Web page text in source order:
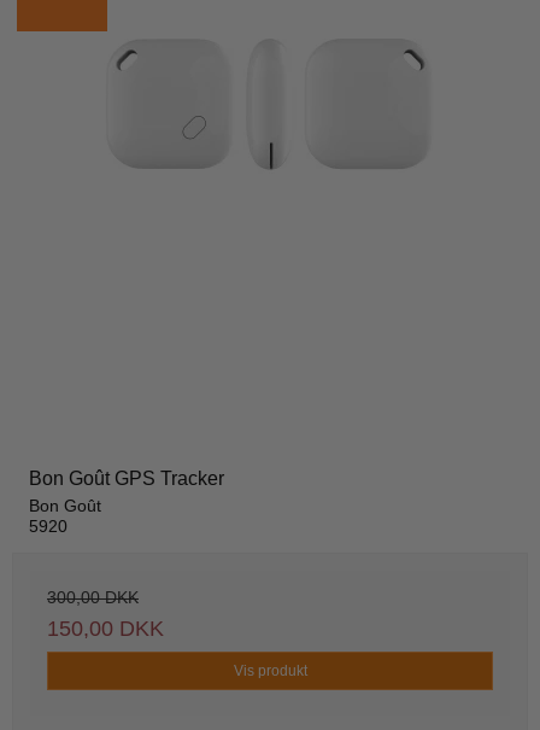
Bon Goût GPS Tracker
Bon Goût
5920
300,00 DKK
150,00 DKK
Vis produkt